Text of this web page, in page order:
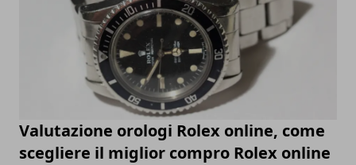
Valutazione orologi Rolex online, come
scegliere il miglior compro Rolex online